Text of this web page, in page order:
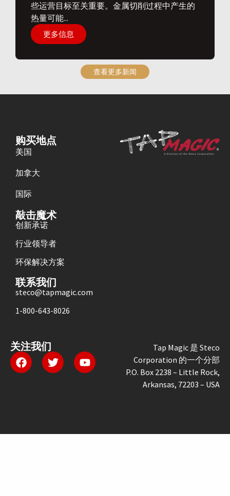
些运营目标至关重要。金属切削过程中产生的
热量可能...
更多信息
查看更多新闻
购买地点
美国
加拿大
国际
敲击魔术
创新承诺
行业领导者
环保解决方案
联系我们
steco@tapmagic.com
1-800-643-8026
关注我们
Tap Magic 是 Steco
Corporation 的一个分部
P.O. Box 2238 – Little Rock,
Arkansas, 72203 – USA